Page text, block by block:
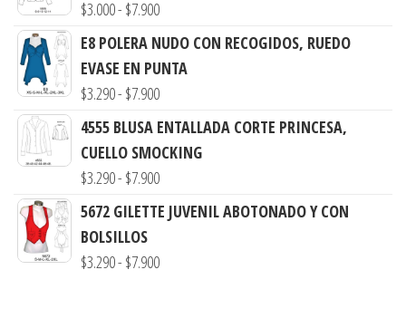
$3.900
hasta
$7.900
$3.000- $7.900Rango
de
precios:
desde
hasta
$7.900
E8 POLERA NUDO CON RECOGIDOS, RUEDO
EVASE EN PUNTA
$3.290- $7.900Rango
de
precios:
desde
hasta
4555 BLUSA ENTALLADA CORTE PRINCESA,
CUELLO SMOCKING
$3.290- $7.900Rango
de
precios:
desde
5672 GILETTE JUVENIL ABOTONADO Y CON
BOLSILLOS
$3.290- $7.900Rango